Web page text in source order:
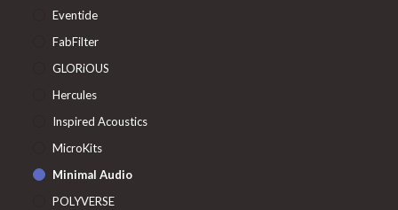
Eventide
FabFilter
GLORiOUS
Hercules
Inspired Acoustics
MicroKits
Minimal Audio
POLYVERSE